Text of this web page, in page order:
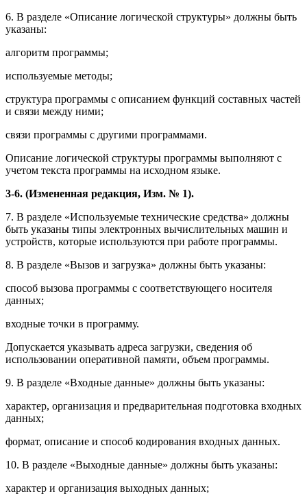
6. В разделе «Описание логической структуры» должны быть
указаны:
алгоритм программы;
используемые методы;
структура программы с описанием функций составных частей
и связи между ними;
связи программы с другими программами.
Описание логической структуры программы выполняют с
учетом текста программы на исходном языке.
3-6. (Измененная редакция, Изм. № 1).
7. В разделе «Используемые технические средства» должны
быть указаны типы электронных вычислительных машин и
устройств, которые используются при работе программы.
8. В разделе «Вызов и загрузка» должны быть указаны:
способ вызова программы с соответствующего носителя
данных;
входные точки в программу.
Допускается указывать адреса загрузки, сведения об
использовании оперативной памяти, объем программы.
9. В разделе «Входные данные» должны быть указаны:
характер, организация и предварительная подготовка входных
данных;
формат, описание и способ кодирования входных данных.
10. В разделе «Выходные данные» должны быть указаны:
характер и организация выходных данных;